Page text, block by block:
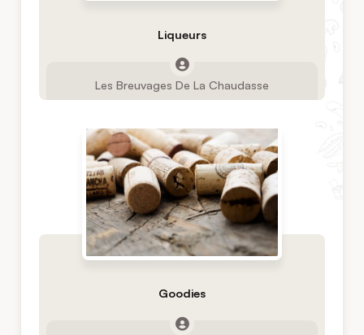
Liqueurs
Les Breuvages De La Chaudasse
Goodies